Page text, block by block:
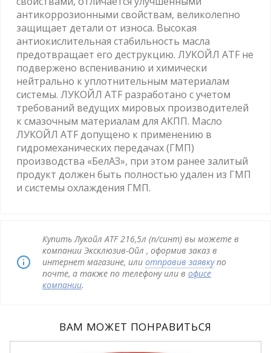
антикоррозионными свойствам, великолепно
защищает детали от износа. Высокая
антиокислительная стабильность масла
предотвращает его деструкцию. ЛУКОЙЛ ATF не
подвержено вспениванию и химически
нейтрально к уплотнительным материалам
системы. ЛУКОЙЛ ATF разработано с учетом
требований ведущих мировых производителей
к смазочным материалам для АКПП. Масло
ЛУКОЙЛ ATF допущено к применению в
гидромеханических передачах (ГМП)
производства «БелАЗ», при этом ранее залитый
продукт должен быть полностью удален из ГМП
и системы охлаждения ГМП.
Купить Лукойл ATF 216,5л (п/синт) вы можете в
компании Эксклюзив-Ойл , оформив заказ в
интернет магазине, или отправив заявкупо
почте, а также по телефону или в офисе
компании.
ВАМ МОЖЕТ ПОНРАВИТЬСЯ